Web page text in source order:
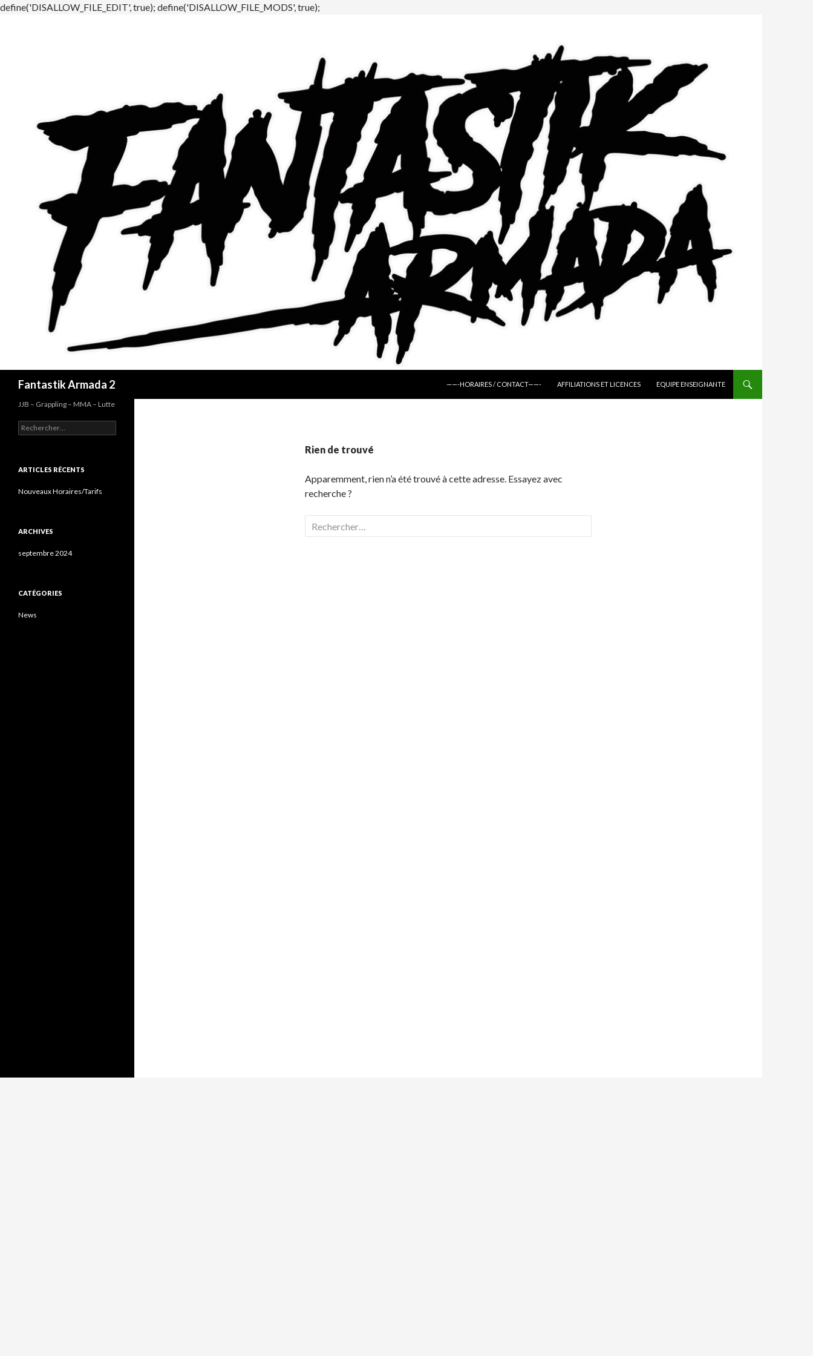
define('DISALLOW_FILE_EDIT', true); define('DISALLOW_FILE_MODS', true);
Fantastik Armada 2
——-HORAIRES / CONTACT——-
AFFILIATIONS ET LICENCES EQUIPE ENSEIGNANTE
Rien de trouvé
Apparemment, rien n’a été trouvé à cette adresse. Essayez avec
recherche ?
Rechercher :
JJB – Grappling – MMA – Lutte
Rechercher :
ARTICLES RÉCENTS
Nouveaux Horaires/Tarifs
ARCHIVES
septembre 2024
CATÉGORIES
News